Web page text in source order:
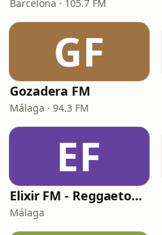
Barcelona · 105.7 FM
GF
Gozadera FM
Málaga · 94.3 FM
EF
Elixir FM - Reggaeton Party
Málaga